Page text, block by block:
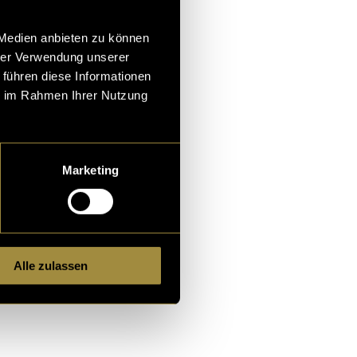
anbieten zu können
Verwendung unserer
diese Informationen
Rahmen Ihrer Nutzung
Marketing
Alle zulassen
my own.
that
collect my
I want
Over time,
skills,